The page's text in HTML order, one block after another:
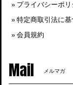
プライバシーポリ
特定商取引法に
会員規約
Mail メルマガ